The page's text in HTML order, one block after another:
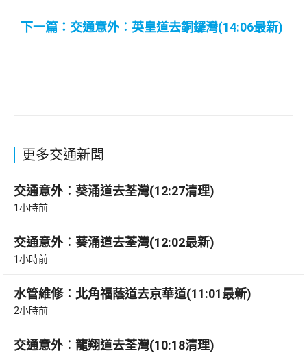
下一篇：交通意外︰英皇道去銅鑼灣(14:06最新)
更多交通新聞
交通意外︰葵涌道去荃灣(12:27清理)
1小時前
交通意外︰葵涌道去荃灣(12:02最新)
1小時前
水管維修︰北角福蔭道去京華道(11:01最新)
2小時前
交通意外︰龍翔道去荃灣(10:18清理)